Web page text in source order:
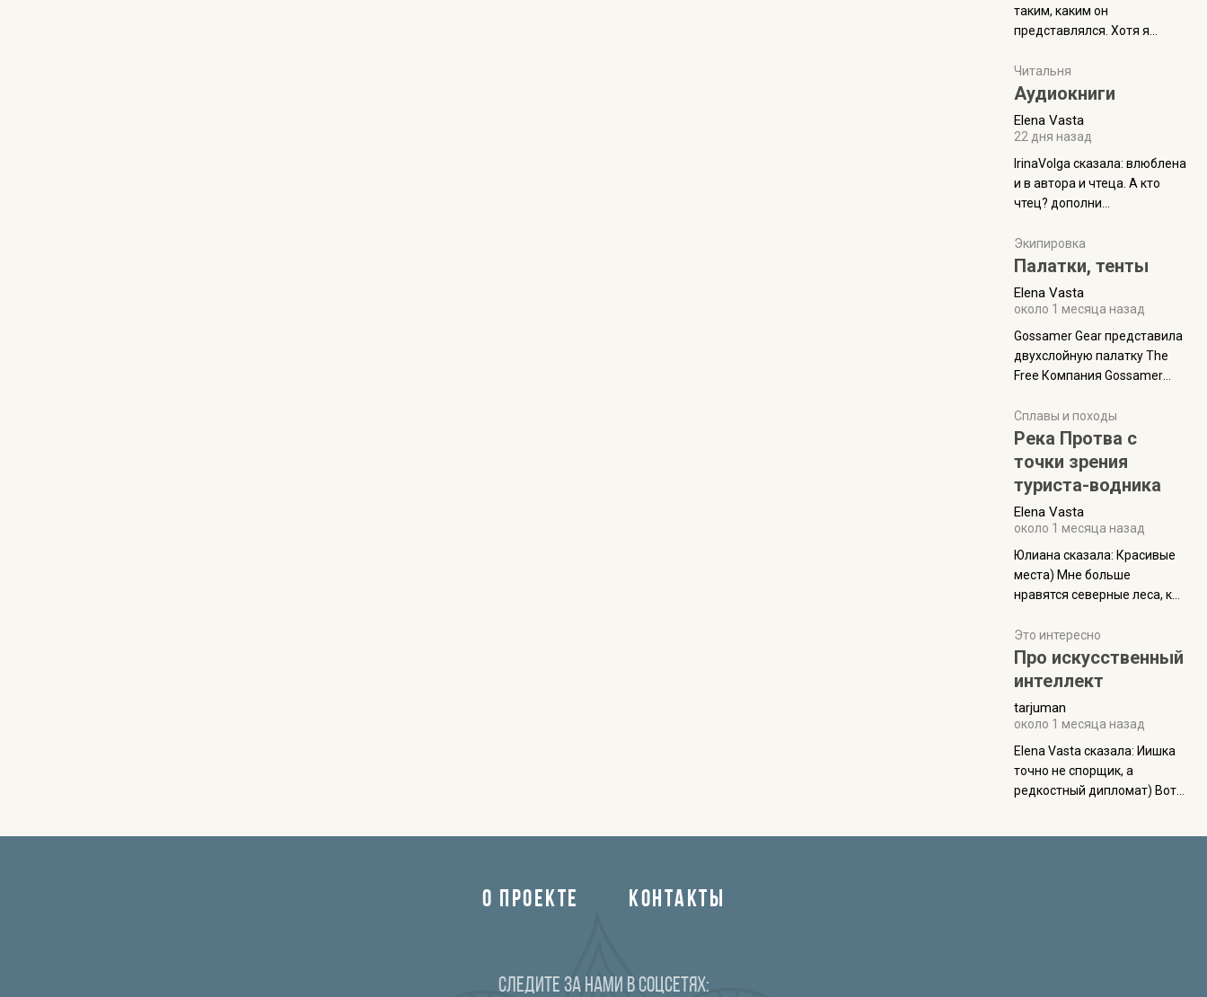
таким, каким он
представлялся. Хотя я
краешек, но все же схватила
ауру штата, как-то он меня
природа, мягкие
такая как бы переходная
ступень между привычной
нам Индией и остальными
надеюсь увидеть.
Читальня
Аудиокниги
Elena Vasta
22 дня назад
IrinaVolga сказалa: влюблена
и в автора и чтеца. А кто
чтец? дополни
Экипировка
Палатки, тенты
Elena Vasta
около 1 месяца назад
Gossamer Gear представила
двухслойную палатку The
Free Компания Gossamer
туристическую палатку The
Free, которая стала первой
ультралегкой моделью в
ассортименте
производителя. Новинка
получила двухслойную
конструкцию с отдельным
внешним тентом и сетчатой
внутренней палаткой, а ее
комплектации составляет
около 845 г. Палатка весит
менее
Сплавы и походы
Река Протва с
точки зрения
туриста-водника
Elena Vasta
около 1 месяца назад
Юлиана сказалa: Красивые
места) Мне больше
нравятся северные леса, как
южной тайги
Это интересно
Про искусственный
интеллект
tarjuman
около 1 месяца назад
Elena Vasta сказалa: Иишка
точно не спорщик, а
редкостный дипломат) Вот,
О ПРОЕКТЕ КОНТАКТЫ
Следите за нами в соцсетях: